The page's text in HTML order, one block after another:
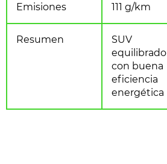
Emisiones 111 g/km
Resumen
SUV
equilibrado
con buena
eficiencia
energética